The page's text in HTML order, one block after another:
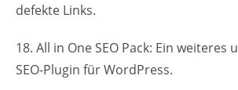
defekte Links.
18. All in One SEO Pack: Ein weiteres
SEO-Plugin für WordPress.